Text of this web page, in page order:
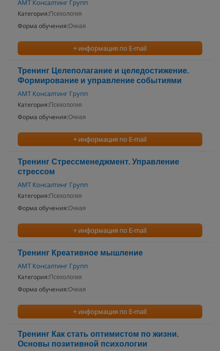
АМТ Консалтинг Групп
Категория: Психология
Форма обучения:Очная
+ информация по E-mail
Тренинг Целеполагание и целедостижение.
Формирование и управление событиями
АМТ Консалтинг Групп
Категория: Психология
Форма обучения:Очная
+ информация по E-mail
Тренинг Стрессменеджмент. Управление
стрессом
АМТ Консалтинг Групп
Категория: Психология
Форма обучения:Очная
+ информация по E-mail
Тренинг Креативное мышление
АМТ Консалтинг Групп
Категория: Психология
Форма обучения:Очная
+ информация по E-mail
Тренинг Как стать оптимистом по жизни.
Основы позитивной психологии